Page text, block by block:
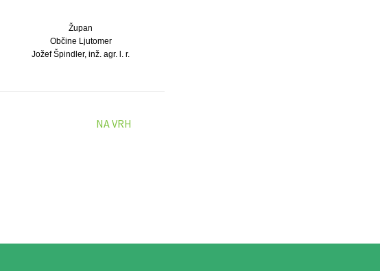
Župan
Občine Ljutomer
Jožef Špindler, inž. agr. l. r.
NA VRH